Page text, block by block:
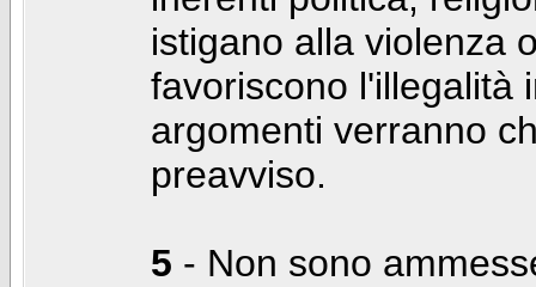
istigano alla violenza
favoriscono l'illegalità
argomenti verranno
preavviso.
5 - Non sono